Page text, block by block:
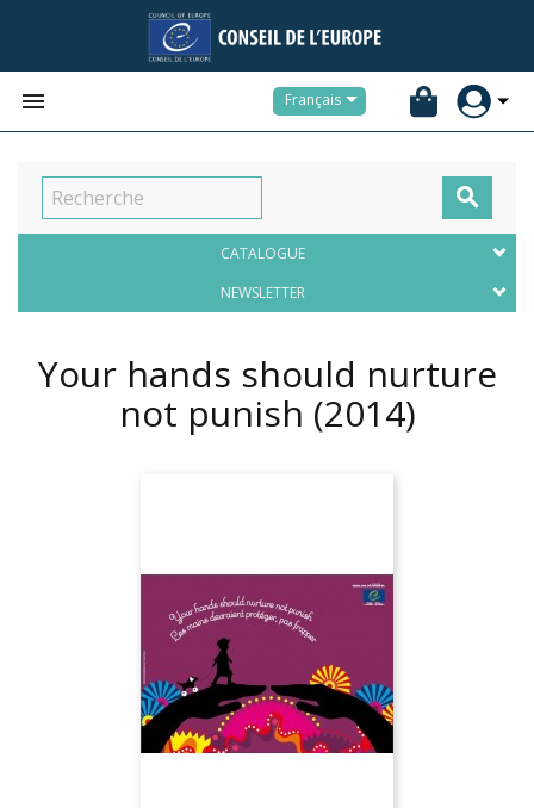
 Français

CATALOGUE
NEWSLETTER
Your hands should nurture
not punish (2014)